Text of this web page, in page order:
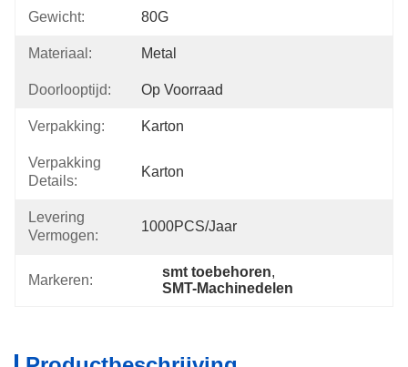
Gewicht: 80G
Materiaal: Metal
Doorlooptijd: Op Voorraad
Verpakking: Karton
Verpakking
Details:
Karton
Levering
Vermogen:
1000PCS/jaar
Markeren:
smt toebehoren,
SMT-Machinedelen